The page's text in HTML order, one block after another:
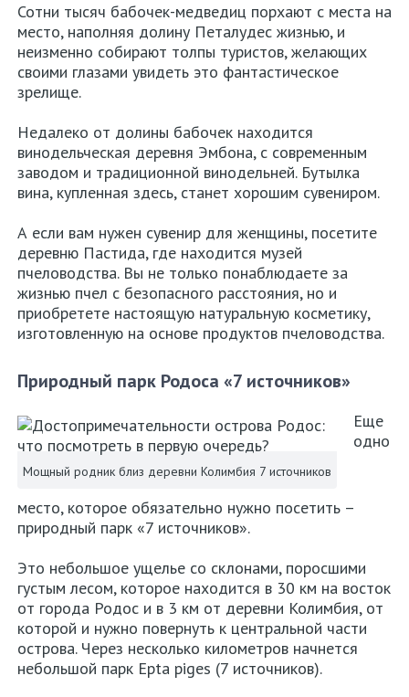
Сотни тысяч бабочек-медведиц порхают с места на
место, наполняя долину Петалудес жизнью, и
неизменно собирают толпы туристов, желающих
своими глазами увидеть это фантастическое
зрелище.
Недалеко от долины бабочек находится
винодельческая деревня Эмбона, с современным
заводом и традиционной винодельней. Бутылка
вина, купленная здесь, станет хорошим сувениром.
А если вам нужен сувенир для женщины, посетите
деревню Пастида, где находится музей
пчеловодства. Вы не только понаблюдаете за
жизнью пчел с безопасного расстояния, но и
приобретете настоящую натуральную косметику,
изготовленную на основе продуктов пчеловодства.
Природный парк Родоса «7 источников»
Мощный родник близ деревни Колимбия 7 источников
Еще
одно
место, которое обязательно нужно посетить –
природный парк «7 источников».
Это небольшое ущелье со склонами, поросшими
густым лесом, которое находится в 30 км на восток
от города Родос и в 3 км от деревни Колимбия, от
которой и нужно повернуть к центральной части
острова. Через несколько километров начнется
небольшой парк Epta piges (7 источников).